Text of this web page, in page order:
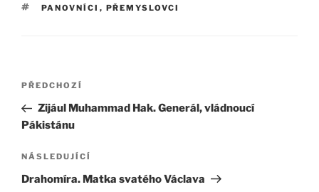
ŠTÍTKY
PANOVNÍCI , PŘEMYSLOVCI
Navigace
příspěvek
Předchozí
příspěvek
PŘEDCHOZÍ
Zijául Muhammad Hak. Generál, vládnoucí
Pákistánu
Následující
příspěvek
NÁSLEDUJÍCÍ
Drahomíra. Matka svatého Václava